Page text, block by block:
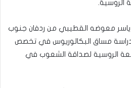
الروسية.
ياسر معوضه القطيبي من ردفان جنوب
مساق البكالوريوس في تخصص
الروسية لصداقة الشعوب في